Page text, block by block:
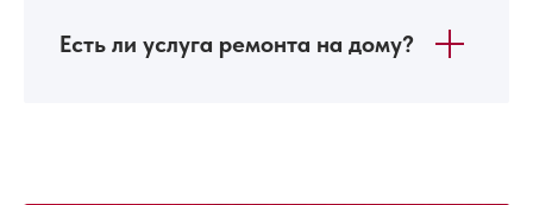
Есть ли услуга ремонта на дому?